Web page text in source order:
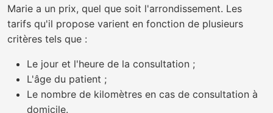
Marie a un prix, quel que soit l'arrondissement. Les
tarifs qu'il propose varient en fonction de plusieurs
critères tels que :
Le jour et l'heure de la consultation ;
L'âge du patient ;
Le nombre de kilomètres en cas de consultation à
domicile.